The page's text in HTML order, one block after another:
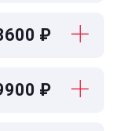
₽
₽